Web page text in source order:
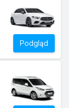
Podgląd